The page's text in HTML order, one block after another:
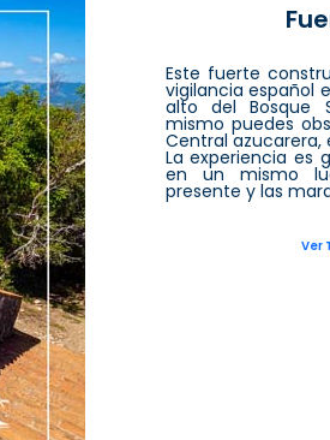
Este fuerte
vigilancia español
alto del Bosque
mismo puedes
Central azucarera,
La experiencia es
en un mismo
presente y las
Ver